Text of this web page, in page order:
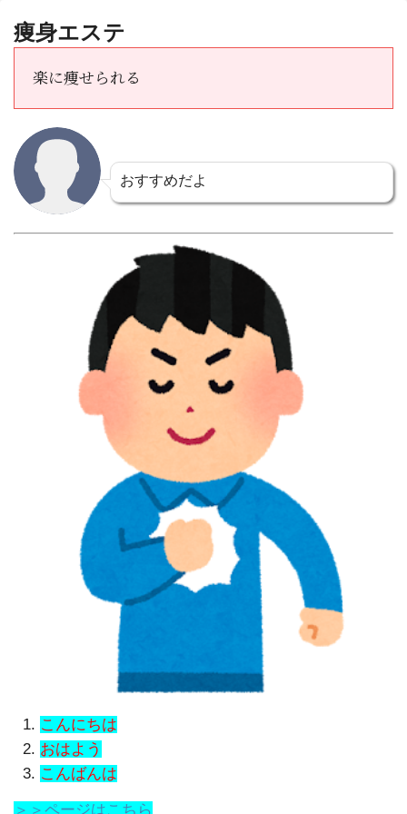
痩身エステ
楽に痩せられる
おすすめだよ
こんにちは
おはよう
こんばんは
＞＞ページはこちら